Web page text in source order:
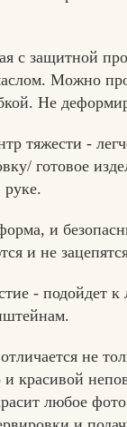
с защитной
Можно
Не
тяжести -
готовое
и
и не
- подойдет
не
красивой
любое